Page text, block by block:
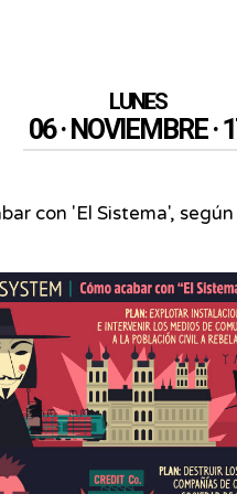
LUNES
06 · NOVIEMBRE ·
con 'El Sistema',
Cómo
acabar
con
'El
Sistema',
según
la
Cultura